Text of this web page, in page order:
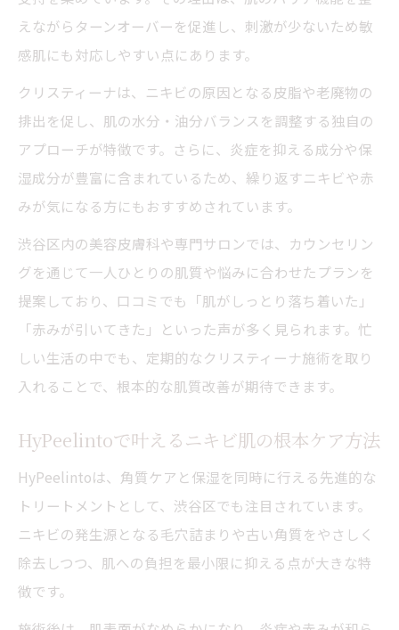
口コミで支持されるニキビケアを徹底比較
職場帰りにも通える渋谷区のニキビケア事情を
徹底解説
夜間診療で便利な渋谷区のニキビケア事情
とは
予約の取りやすさで選ぶ皮膚科のポイント
HyPeelinto施術が忙しい現代人に人気の理
由
口コミを参考にした通院ストレス軽減方法
クリスティーナで実感できる継続効果を解
HyPeelinto施術後のアフターケアポイント
自分に合う渋谷区のスキンケア選択法
口コミや体験談から学ぶ継続の大切さ
もう悩まない渋谷区発のニキビケア最前線ガイ
ド
えながらターンオーバーを促進し、刺激が少ないため敏
感肌にも対応しやすい点にあります。
クリスティーナは、ニキビの原因となる皮脂や老廃物の
排出を促し、肌の水分・油分バランスを調整する独自の
アプローチが特徴です。さらに、炎症を抑える成分や保
湿成分が豊富に含まれているため、繰り返すニキビや赤
みが気になる方にもおすすめされています。
渋谷区内の美容皮膚科や専門サロンでは、カウンセリン
グを通じて一人ひとりの肌質や悩みに合わせたプランを
提案しており、口コミでも「肌がしっとり落ち着いた」
「赤みが引いてきた」といった声が多く見られます。忙
しい生活の中でも、定期的なクリスティーナ施術を取り
入れることで、根本的な肌質改善が期待できます。
HyPeelintoで叶えるニキビ肌の根本ケア方法
HyPeelintoは、角質ケアと保湿を同時に行える先進的な
トリートメントとして、渋谷区でも注目されています。
ニキビの発生源となる毛穴詰まりや古い角質をやさしく
除去しつつ、肌への負担を最小限に抑える点が大きな特
徴です。